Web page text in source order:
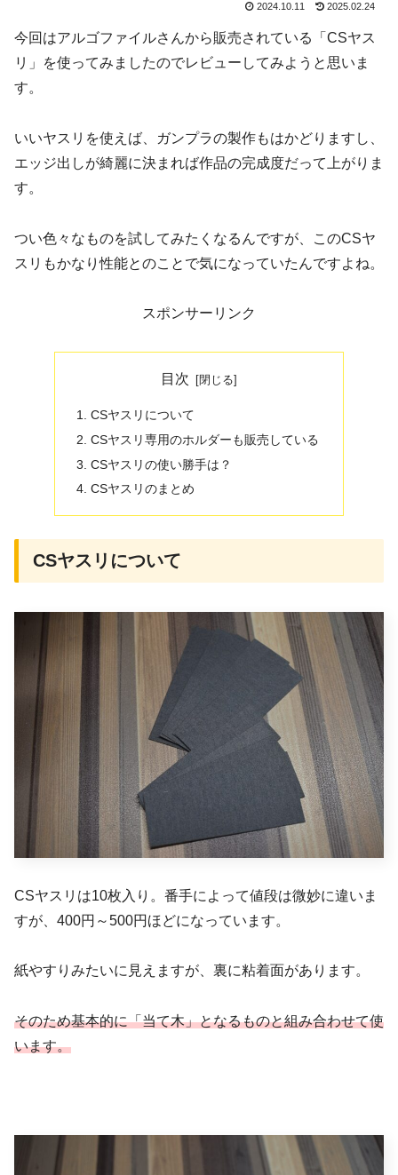
2024.10.11 2025.02.24
今回はアルゴファイルさんから販売されている「CSヤス
リ」を使ってみましたのでレビューしてみようと思いま
す。
いいヤスリを使えば、ガンプラの製作もはかどりますし、
エッジ出しが綺麗に決まれば作品の完成度だって上がりま
す。
つい色々なものを試してみたくなるんですが、このCSヤ
スリもかなり性能とのことで気になっていたんですよね。
スポンサーリンク
目次
CSヤスリについて
CSヤスリ専用のホルダーも販売している
CSヤスリの使い勝手は？
CSヤスリのまとめ
CSヤスリについて
CSヤスリは10枚入り。番手によって値段は微妙に違いま
すが、400円～500円ほどになっています。
紙やすりみたいに見えますが、裏に粘着面があります。
そのため基本的に「当て木」となるものと組み合わせて使
います。